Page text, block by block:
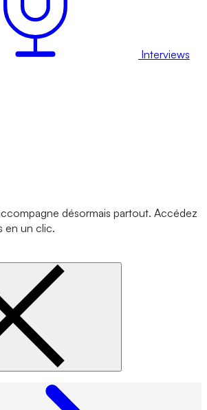
Interviews
désormais partout. Accédez
en un clic.